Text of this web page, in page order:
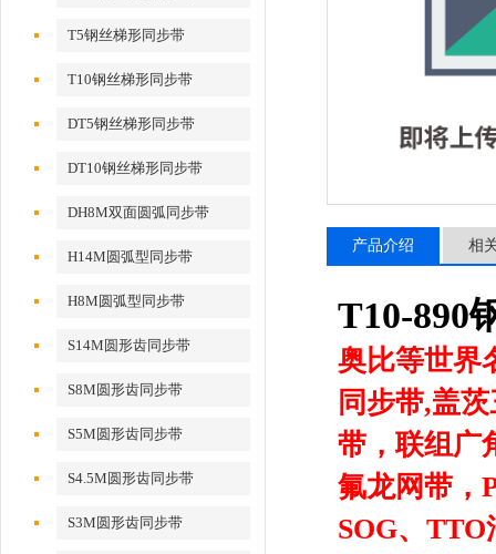
T5钢丝梯形同步带
T10钢丝梯形同步带
DT5钢丝梯形同步带
DT10钢丝梯形同步带
DH8M双面圆弧同步带
H14M圆弧型同步带
H8M圆弧型同步带
S14M圆形齿同步带
S8M圆形齿同步带
S5M圆形齿同步带
S4.5M圆形齿同步带
S3M圆形齿同步带
产品介绍 相
T10-890
奥比等世界
同步带,盖
带，联组广
氟龙网带，
SOG、